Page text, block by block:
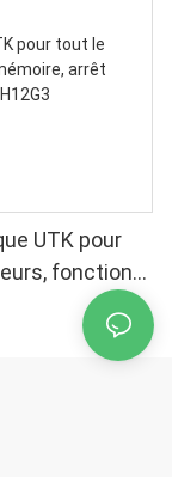
UTK pour
fonction
: 185 cm x